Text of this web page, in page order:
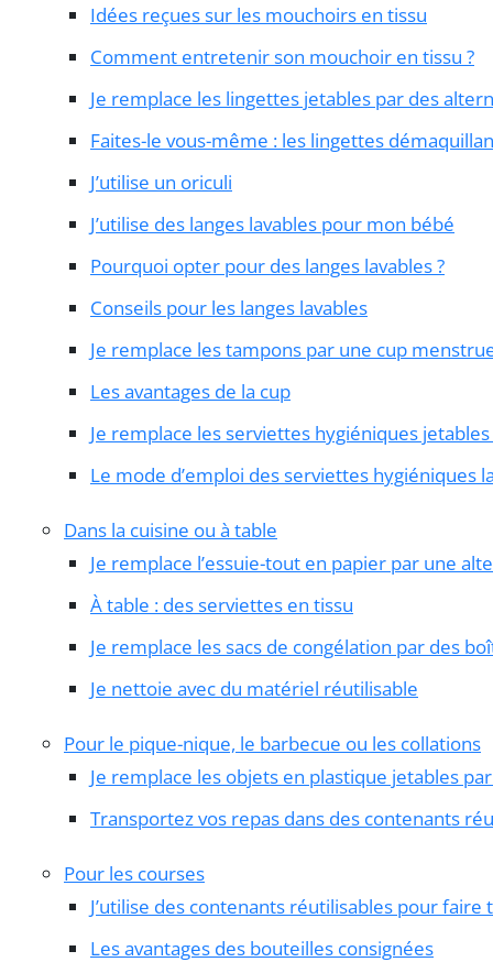
Idées reçues sur les mouchoirs en tissu
Comment entretenir son mouchoir en tissu ?
Je remplace les lingettes jetables par des
Faites-le vous-même : les lingettes
J’utilise un oriculi
J’utilise des langes lavables pour mon bébé
Pourquoi opter pour des langes lavables ?
Conseils pour les langes lavables
Je remplace les tampons par une cup
Les avantages de la cup
Je remplace les serviettes hygiéniques
Le mode d’emploi des serviettes hygiéniques
Dans la cuisine ou à table
Je remplace l’essuie-tout en papier par une
À table : des serviettes en tissu
Je remplace les sacs de congélation par des
Je nettoie avec du matériel réutilisable
Pour le pique-nique, le barbecue ou les collations
Je remplace les objets en plastique jetables
Transportez vos repas dans des contenants
Pour les courses
J’utilise des contenants réutilisables pour
Les avantages des bouteilles consignées